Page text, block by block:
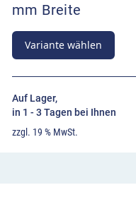
mm Breite
Variante wählen
Auf Lager,
in 1 - 3 Tagen bei Ihnen
zzgl. 19 % MwSt.